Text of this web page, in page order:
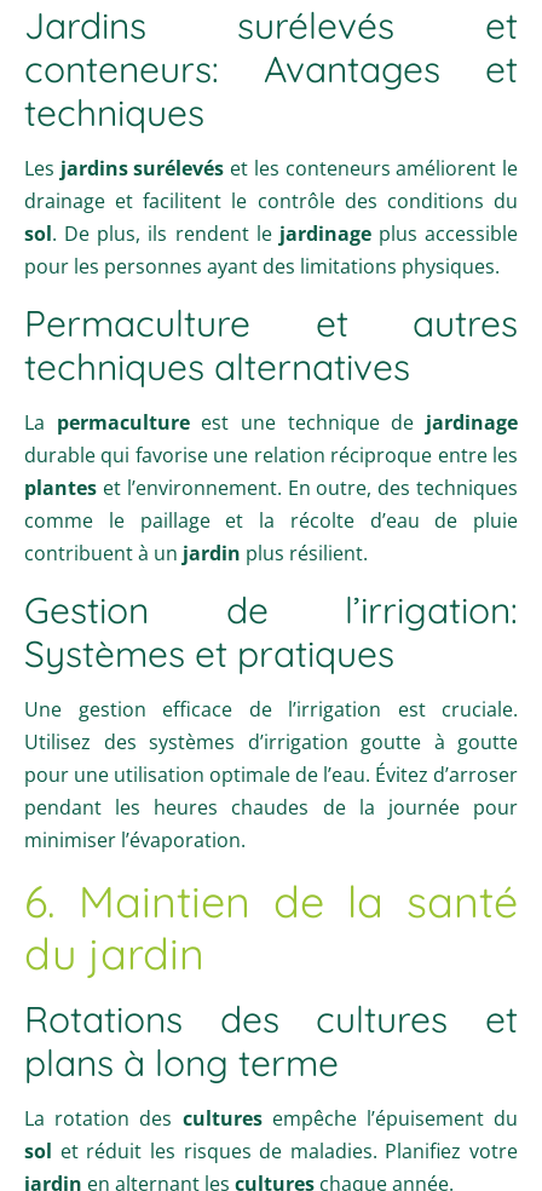
Jardins surélevés et
conteneurs: Avantages et
techniques
Les jardins surélevés et les conteneurs améliorent le
drainage et facilitent le contrôle des conditions du
sol. De plus, ils rendent le jardinageplus accessible
pour les personnes ayant des limitations physiques.
Permaculture et autres
techniques alternatives
La permacultureest une technique de jardinage
durable qui favorise une relation réciproque entre les
plantes et l’environnement. En outre, des techniques
comme le paillage et la récolte d’eau de pluie
contribuent à un jardin plus résilient.
Gestion de l’irrigation:
Systèmes et pratiques
Une gestion efficace de l’irrigation est cruciale.
Utilisez des systèmes d’irrigation goutte à goutte
pour une utilisation optimale de l’eau. Évitez d’arroser
pendant les heures chaudes de la journée pour
minimiser l’évaporation.
6. Maintien de la santé
du jardin
Rotations des cultures et
plans à long terme
La rotation des culturesempêche l’épuisement du
sol et réduit les risques de maladies. Planifiez votre
jardin en alternant les cultures chaque année.